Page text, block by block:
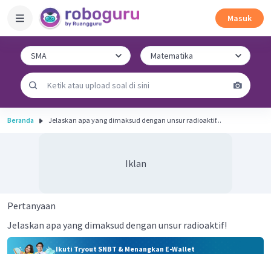
Masuk
Beranda Jelaskan apa yang dimaksud dengan unsur radioaktif...
Iklan
Pertanyaan
Jelaskan apa yang dimaksud dengan unsur radioaktif!
Ikuti Tryout SNBT & Menangkan E-Wallet